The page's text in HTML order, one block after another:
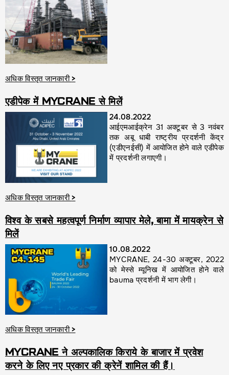
अधिक विस्तृत जानकारी>
एडीपेक में MYCRANE से मिलें
अधिक विस्तृत जानकारी>
24.08.2022
आईएमआईक्रेन 31 अक्टूबर से 3 नवंबर
तक अबू धाबी राष्ट्रीय प्रदर्शनी केंद्र
(एडीएनईसी) में आयोजित होने वाले एडीपेक
में प्रदर्शनी लगाएगी।
विश्व के सबसे महत्वपूर्ण निर्माण व्यापार मेले, बामा में मायक्रेन से
मिलें
अधिक विस्तृत जानकारी>
10.08.2022
MYCRANE, 24-30 अक्टूबर, 2022
को मेस्से म्यूनिख में आयोजित होने वाले
bauma प्रदर्शनी में भाग लेगी।
MYCRANE ने अल्पकालिक किराये के बाजार में प्रवेश
करने के लिए नए प्रकार की क्रेनें शामिल की हैं।